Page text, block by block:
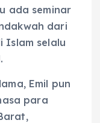
ada seminar
dari
Islam selalu
Emil pun
para